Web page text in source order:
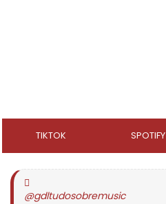
TIKTOK SPOTIFY
@gdltudosobremusic